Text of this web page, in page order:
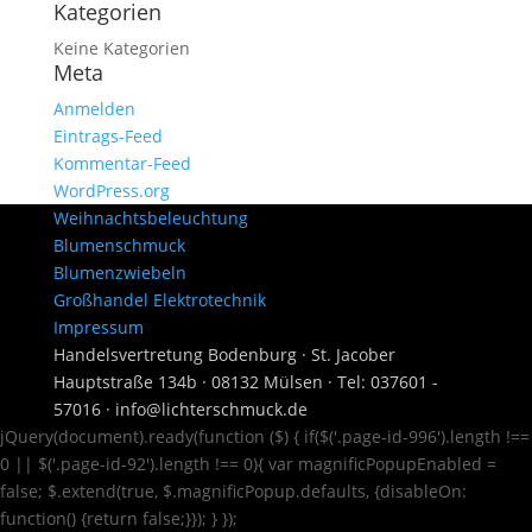
Kategorien
Keine Kategorien
Meta
Anmelden
Eintrags-Feed
Kommentar-Feed
WordPress.org
Weihnachtsbeleuchtung
Blumenschmuck
Blumenzwiebeln
Großhandel Elektrotechnik
Impressum
Handelsvertretung Bodenburg · St. Jacober
Hauptstraße 134b · 08132 Mülsen · Tel: 037601 -
57016 · info@lichterschmuck.de
jQuery(document).ready(function ($) { if($('.page-id-996').length !==
0 || $('.page-id-92').length !== 0){ var magnificPopupEnabled =
false; $.extend(true, $.magnificPopup.defaults, {disableOn:
function() {return false;}}); } });